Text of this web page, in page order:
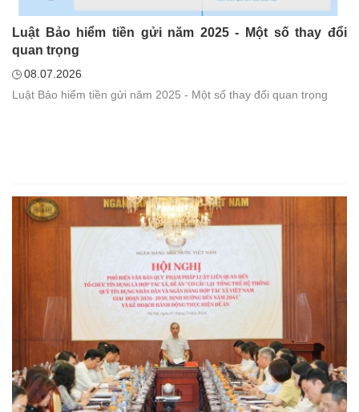
Luật Bảo hiểm tiền gửi năm 2025 - Một số thay đổi
quan trọng
08.07.2026
Luật Bảo hiểm tiền gửi năm 2025 - Một số thay đổi quan trọng